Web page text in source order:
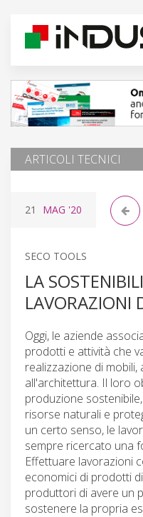
ARTICOLI TECNICI
21 MAG '20
SECO TOOLS
LA
LAVORAZIONI
Oggi, le aziende
prodotti e attività che
realizzazione di
all'architettura. Il loro
produzione
risorse naturali e
un certo senso, le
sempre ricercato una
Effettuare lavorazioni
economici di prodotti
produttori di avere un
sostenere la propria